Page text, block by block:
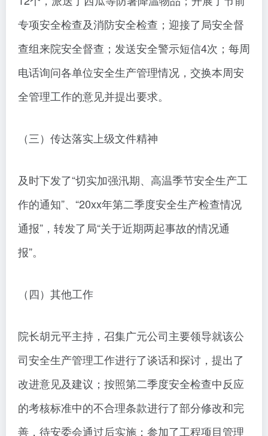
专项安全检查及消防安全检查；迎接了局安全督
查组来院安全督查；发送安全警示短信4次；每周
电话询问各单位安全生产管理情况，交换本周安
全管理工作的意见并提出要求。
（三）传达落实上级文件精神
及时下发了“切实加强汛期、高温季节安全生产工
作的通知”、“20xx年第二季度安全生产检查情况
通报”，转发了局“关于近期两起事故的情况通
报”。
（四）其他工作
院长胡元平主持，召集广元公司主要领导就该公
司安全生产管理工作进行了谈话和探讨，提出了
改进意见及建议；按照第二季度安全检查中反应
的考核标准中的不合理条款进行了部分修改和完
善，待安委会通过后实施；参加了工程项目管理